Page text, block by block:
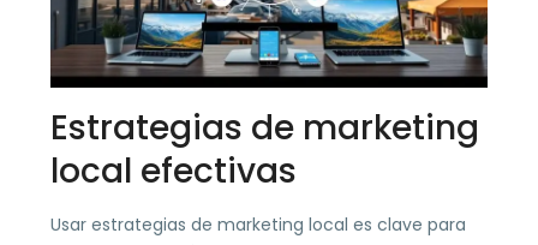
Estrategias de marketing
local efectivas
Usar estrategias de marketing local es clave para